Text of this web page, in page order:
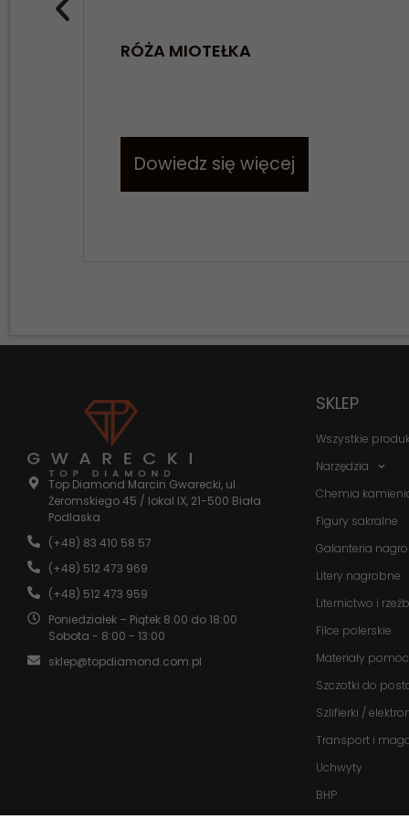
RÓŻA MIOTEŁKA
Dowiedz się więcej
Top Diamond Marcin Gwarecki, ul.
Żeromskiego 45 / lokal IX, 21-500 Biała
Podlaska
(+48) 83 410 58 57
(+48) 512 473 969
(+48) 512 473 959
Poniedziałek – Piątek 8:00 do 18:00
Sobota - 8:00 - 13:00
sklep@topdiamond.com.pl
SKLEP
Wszystkie
Narzędzia
Chemia
Figury sakralne
Galanteria
Litery nagrobne
Liternictwo i
Filce polerskie
Materiały
Szczotki do
Szlifierki /
Transport i
Uchwyty
BHP